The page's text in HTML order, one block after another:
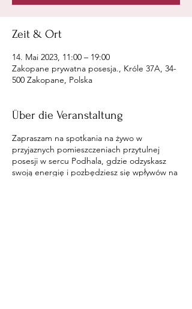
Zeit & Ort
14. Mai 2023, 11:00 – 19:00
Zakopane prywatna posesja., Króle 37A, 34-
500 Zakopane, Polska
Über die Veranstaltung
Zapraszam na spotkania na żywo w
przyjaznych pomieszczeniach przytulnej
posesji w sercu Podhala, gdzie odzyskasz
swoją energię i pozbędziesz się wpływów na